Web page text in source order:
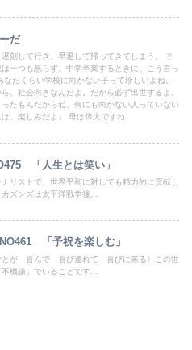
だ
刻して行き、早退して帰ってきてしまう。 そ
は一つも怒らず、中学卒業するときに、こう言っ
なたくらい学校に向かない子って珍しいよね。
、社会向きなんだよ。だから必ず出世するよ。
ったもんだからね、何にも向かない人っていない
、楽しみだよ』 母は偉大ですね
「人生とは笑い」
リストで、世界平和に対しても精力的に貢献し
ズンズは太平洋戦争後...
「予祝を楽しむ」
とが 喜んで 喜び連れて 喜びに来る》この世
機嫌」でいることです...